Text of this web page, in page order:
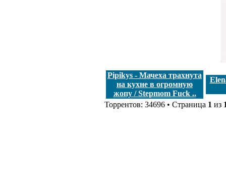
Pipikys - Мачеха трахнута
на кухне в огромную
жопу / Stepmom Fuck ..
Торрентов: 34696 • Страница 1 из